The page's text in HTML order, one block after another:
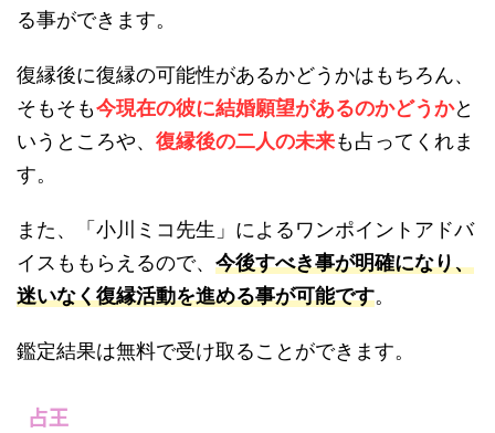
る事ができます。
復縁後に復縁の可能性があるかどうかはもちろん、
そもそも今現在の彼に結婚願望があるのかどうかと
いうところや、 復縁後の二人の未来も占ってくれま
す。
また、「小川ミコ先生」によるワンポイントアドバ
イスももらえるので、 今後すべき事が明確になり、
迷いなく復縁活動を進める事が可能です。
鑑定結果は無料で受け取ることができます。
占王